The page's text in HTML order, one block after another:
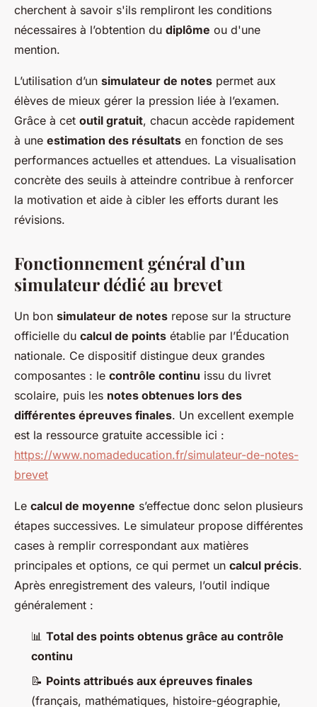
cherchent à savoir s'ils rempliront les conditions
nécessaires à l’obtention du diplôme ou d'une
mention.
L’utilisation d’un simulateur de notes permet aux
élèves de mieux gérer la pression liée à l’examen.
Grâce à cet outil gratuit, chacun accède rapidement
à une estimation des résultats en fonction de ses
performances actuelles et attendues. La visualisation
concrète des seuils à atteindre contribue à renforcer
la motivation et aide à cibler les efforts durant les
révisions.
Fonctionnement général d’un
simulateur dédié au brevet
Un bon simulateur de notes repose sur la structure
officielle du calcul de points établie par l’Éducation
nationale. Ce dispositif distingue deux grandes
composantes : le contrôle continu issu du livret
scolaire, puis les notes obtenues lors des
différentes épreuves finales. Un excellent exemple
est la ressource gratuite accessible ici :
https://www.nomadeducation.fr/simulateur-de-notes-
brevet
Le calcul de moyenne s’effectue donc selon plusieurs
étapes successives. Le simulateur propose différentes
cases à remplir correspondant aux matières
principales et options, ce qui permet un calcul précis.
Après enregistrement des valeurs, l’outil indique
généralement :
📊 Total des points obtenus grâce au contrôle
continu
📝 Points attribués aux épreuves finales
(français, mathématiques, histoire-géographie,